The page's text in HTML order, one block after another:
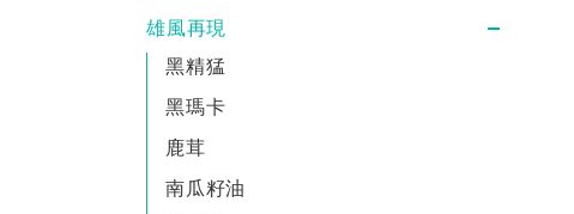
雄風再現
黑精猛
黑瑪卡
鹿茸
南瓜籽油